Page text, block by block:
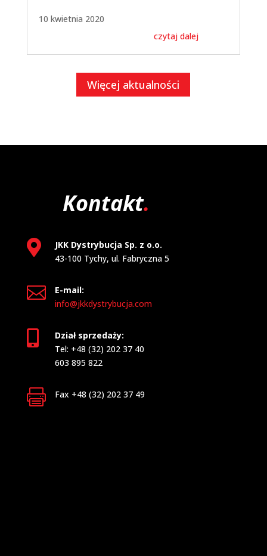
10 kwietnia 2020
czytaj dalej
Więcej aktualności
Kontakt.

JKK Dystrybucja Sp. z o.o.
43-100 Tychy, ul. Fabryczna 5

E-mail:
info@jkkdystrybucja.com

Dział sprzedaży:
Tel: +48 (32) 202 37 40
603 895 822
 Fax +48 (32) 202 37 49